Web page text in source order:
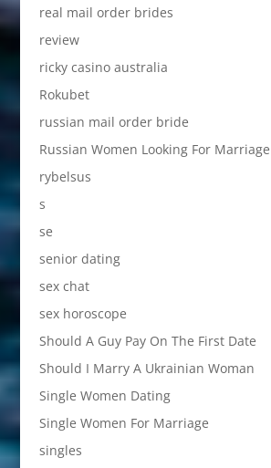
real mail order brides
review
ricky casino australia
Rokubet
russian mail order bride
Russian Women Looking For Marriage
rybelsus
s
se
senior dating
sex chat
sex horoscope
Should A Guy Pay On The First Date
Should I Marry A Ukrainian Woman
Single Women Dating
Single Women For Marriage
singles